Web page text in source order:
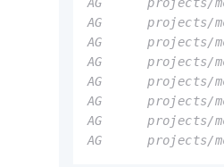
AG      projects/
AG      projects/
AG      projects/
AG      projects/
AG      projects/
AG      projects/
AG      projects/